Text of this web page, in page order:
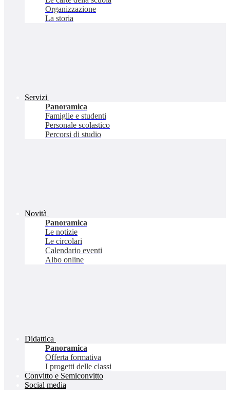
Organizzazione
La storia
Servizi
Panoramica
Famiglie e studenti
Personale scolastico
Percorsi di studio
Novità
Panoramica
Le notizie
Le circolari
Calendario eventi
Albo online
Didattica
Panoramica
Offerta formativa
I progetti delle classi
Convitto e Semiconvitto
Social media